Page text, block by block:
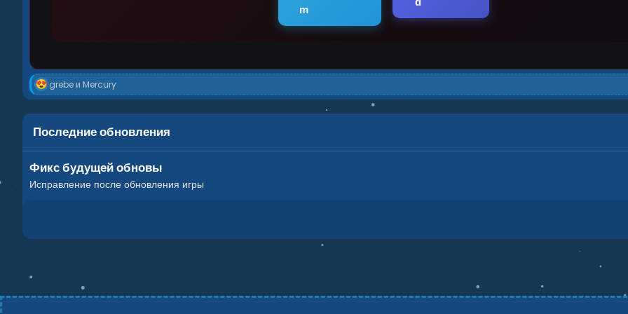
Р
е
к
ц
и
и
grebeи Mercury
Последние обновления
Фикс будущей обновы
Исправление после обновления игры